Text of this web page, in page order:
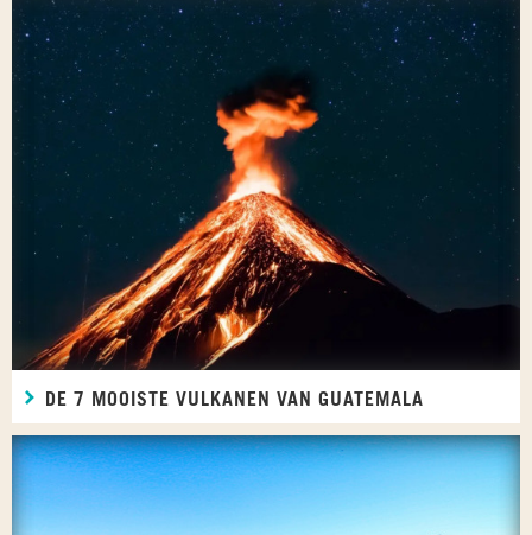
DE 7 MOOISTE VULKANEN VAN GUATEMALA